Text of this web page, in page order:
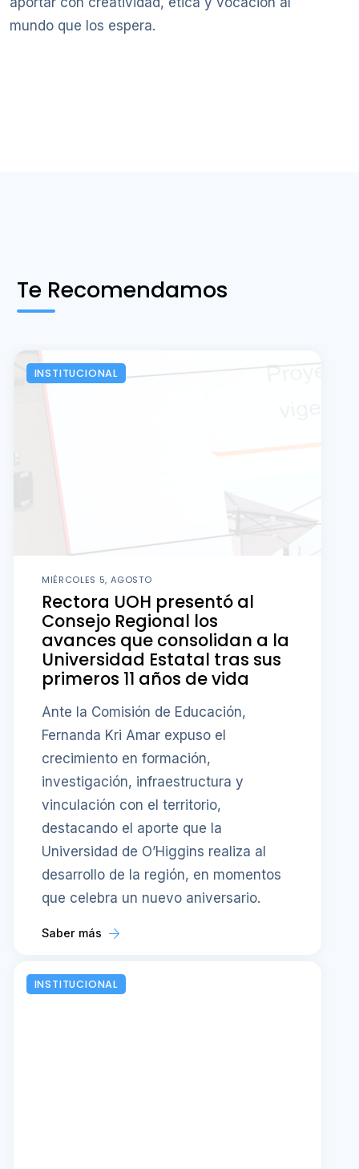
mundo que los espera.
Te Recomendamos
INSTITUCIONAL
MIÉRCOLES 5, AGOSTO
Rectora UOH presentó al
Consejo Regional los
avances que consolidan a la
Universidad Estatal tras sus
primeros 11 años de vida
Ante la Comisión de Educación,
Fernanda Kri Amar expuso el
crecimiento en formación,
investigación, infraestructura y
vinculación con el territorio,
destacando el aporte que la
Universidad de O’Higgins realiza al
desarrollo de la región, en momentos
que celebra un nuevo aniversario.
Saber más
INSTITUCIONAL